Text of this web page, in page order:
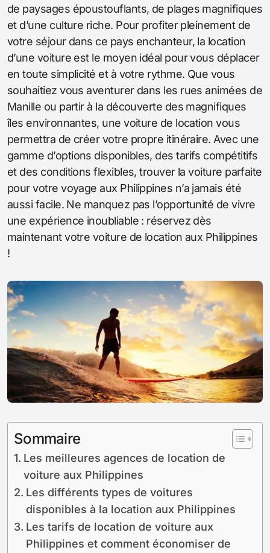
de paysages époustouflants, de plages magnifiques
et d’une culture riche. Pour profiter pleinement de
votre séjour dans ce pays enchanteur, la location
d’une voiture est le moyen idéal pour vous déplacer
en toute simplicité et à votre rythme. Que vous
souhaitiez vous aventurer dans les rues animées de
Manille ou partir à la découverte des magnifiques
îles environnantes, une voiture de location vous
permettra de créer votre propre itinéraire. Avec une
gamme d’options disponibles, des tarifs compétitifs
et des conditions flexibles, trouver la voiture parfaite
pour votre voyage aux Philippines n’a jamais été
aussi facile. Ne manquez pas l’opportunité de vivre
une expérience inoubliable : réservez dès
maintenant votre voiture de location aux Philippines
!
Sommaire
Les meilleures agences de location de
voiture aux Philippines
Les différents types de voitures
disponibles à la location aux Philippines
Les tarifs de location de voiture aux
Philippines et comment économiser de